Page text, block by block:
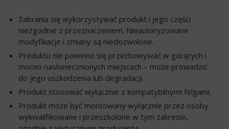
Zabrania się wykorzystywać produkt i jego części
niezgodnie z przeznaczeniem. Nieautoryzowane
modyfikacje i zmiany są niedozwolone.
Produktu nie powinno się przechowywać w gorących i
mocno nasłonecznionych miejscach – może prowadzić
do jego uszkodzenia lub degradacji.
Produkt stosować wyłącznie z kompatybilnymi felgami.
Produkt może być montowany wyłącznie przez osoby
wykwalifikowane i przeszkolone w tym zakresie,